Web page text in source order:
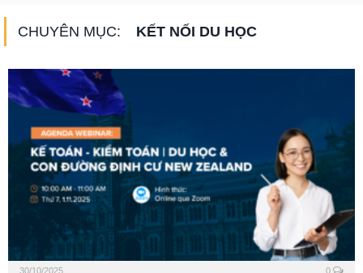
CHUYÊN MỤC: KẾT NỐI DU HỌC
30/10/2025 0